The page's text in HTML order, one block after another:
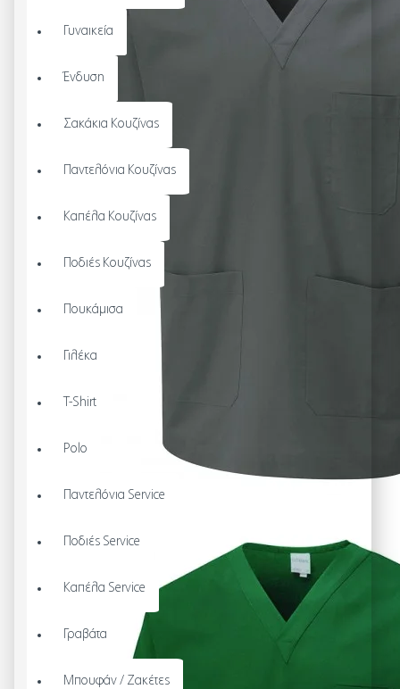
Γυναικεία
Ένδυση
Σακάκια Κουζίνας
Παντελόνια Κουζίνας
Καπέλα Κουζίνας
Ποδιές Κουζίνας
Πουκάμισα
Γιλέκα
T-Shirt
Polo
Παντελόνια Service
Ποδιές Service
Καπέλα Service
Γραβάτα
Μπουφάν / Ζακέτες